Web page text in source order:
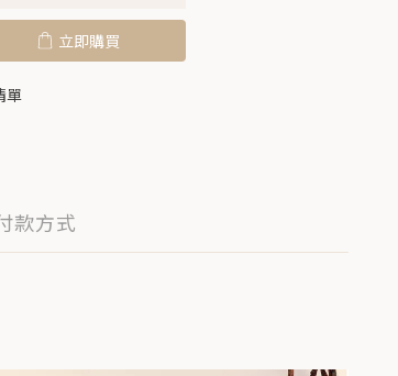
立即購買
單
款方式